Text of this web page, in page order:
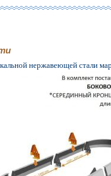
нержавеющей стали